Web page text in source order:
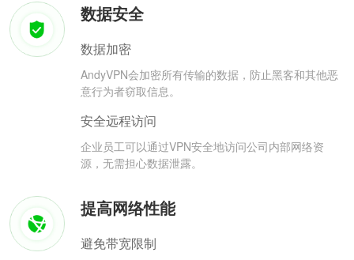
数据安全
数据加密
AndyVPN会加密所有传输的数据，防止黑客和其他恶
意行为者窃取信息。
安全远程访问
企业员工可以通过VPN安全地访问公司内部网络资
源，无需担心数据泄露。
提高网络性能
避免带宽限制